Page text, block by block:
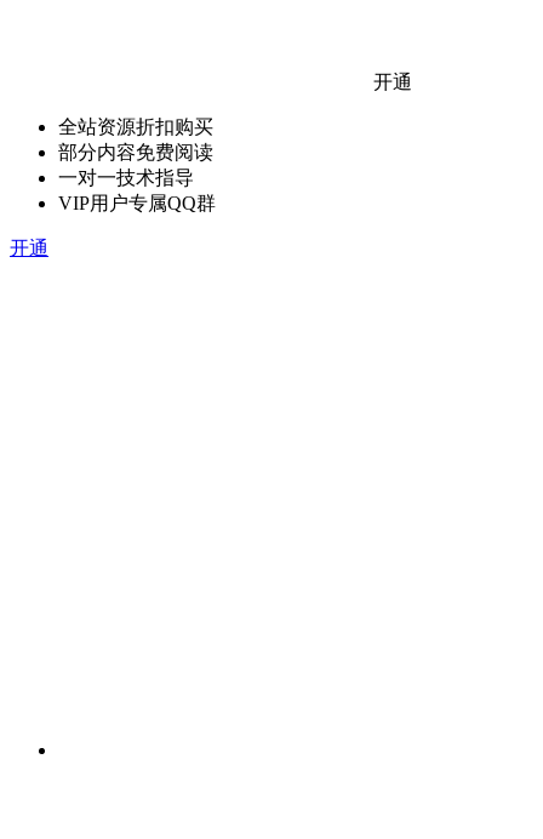
开通
全站资源折扣购买
部分内容免费阅读
一对一技术指导
VIP用户专属QQ群
开通